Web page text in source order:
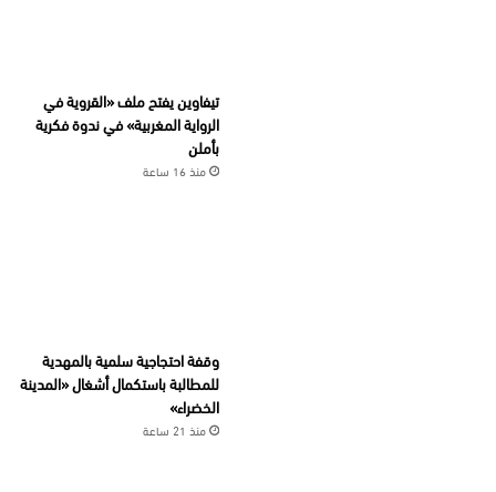
تيفاوين يفتح ملف «القروية في
الرواية المغربية» في ندوة فكرية
بأملن
منذ 16 ساعة
وقفة احتجاجية سلمية بالمهدية
للمطالبة باستكمال أشغال «المدينة
الخضراء»
منذ 21 ساعة